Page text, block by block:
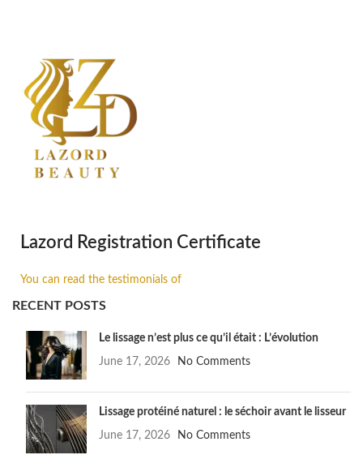
Lazord Registration Certificate
You can read the testimonials of
RECENT POSTS
Le lissage n’est plus ce qu’il était : L’évolution
June 17, 2026 No Comments
Lissage protéiné naturel : le séchoir avant le lisseur
June 17, 2026 No Comments